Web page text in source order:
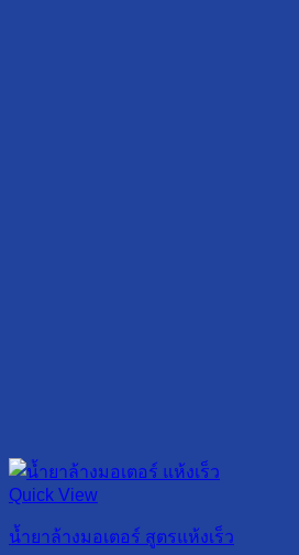
Quick View
น้ำยาล้างมอเตอร์ สูตรแห้งเร็ว